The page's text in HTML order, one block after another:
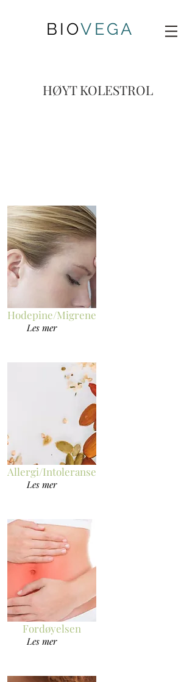
BIOVEGA
HØYT KOLESTROL
Hodepine/Migrene
Les mer
Allergi/Intoleranse
Les mer
Fordøyelsen
Les mer